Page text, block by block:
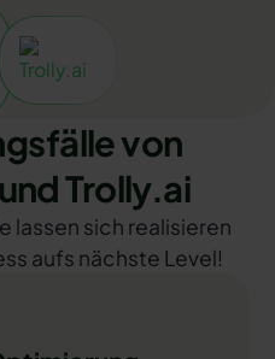
von
Trolly.ai
lassen sich realisieren
aufs nächste Level!